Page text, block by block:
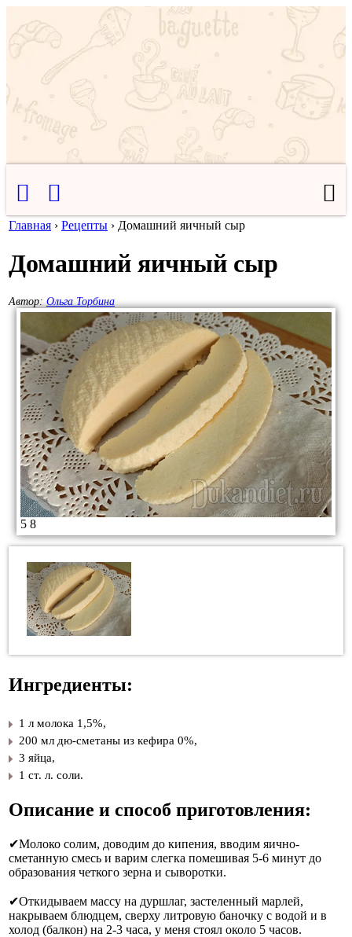
Главная › Рецепты › Домашний яичный сыр
Домашний яичный сыр
Автор: Ольга Торбина
5 8
Ингредиенты:
1 л молока 1,5%,
​200 мл дю-сметаны из кефира 0%,
​3 яйца,
​1 ст. л. соли.
Описание и способ приготовления:
✔Молоко солим, доводим до кипения, вводим яично-
сметанную смесь и варим слегка помешивая 5-6 минут до
образования четкого зерна и сыворотки.
✔Откидываем массу на дуршлаг, застеленный марлей,
накрываем блюдцем, сверху литровую баночку с водой и в
холод (балкон) на 2-3 часа, у меня стоял около 5 часов.